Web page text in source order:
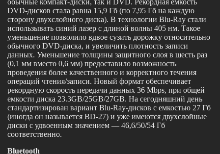
DVD-дисков стала равна 15,9 Гб (по 7,95 Гб на каждую
сторону двухслойного диска). В технологии Blu-Ray стали
использывать синий лазер с длиной волны 405 нм. Такое
уменьшение позволило вдвое сузить дорожку относительно
обычного DVD-диска, и увеличить плотность записи
данных. Уменьшение толщины защитного слоя в шесть раз
(0,1 мм вместо 0,6 мм) предоставило возможность
проведения более качественного и корректного течения
операций чтения/записи. Новый формат обеспечивает
рекордную скорость передачи данных 36 Mbps, при общей
емкости диска 23.3GB/25GB/27GB. На сегодняшний день
стандартизирован вариант Blu-Ray-дисков с емкостью 27 Гб
(иногда он называется BD-27) и уже имеются двухслойные
диски с удвоенным значением — 46,6/50/54 Гб
соответственно.
Bluetooth